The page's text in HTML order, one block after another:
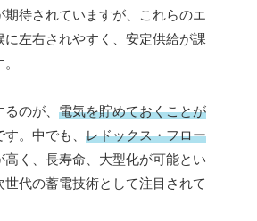
期待されていますが、これらのエ
に左右されやすく、安定供給が課
のが、 電気を貯めておくことが
す。中でも、 レドックス・フロー
高く、長寿命、大型化が可能とい
世代の蓄電技術として注目されて